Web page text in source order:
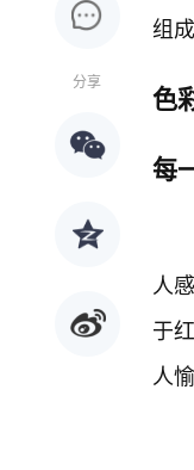
分享
组
色
每
人
于
人